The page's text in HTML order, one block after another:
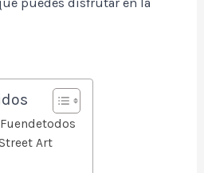
Art